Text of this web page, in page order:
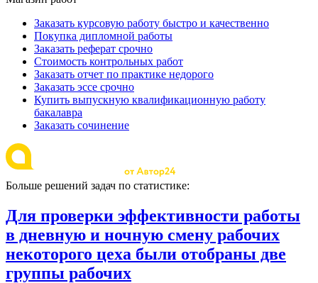
Заказать курсовую работу быстро и качественно
Покупка дипломной работы
Заказать реферат срочно
Стоимость контрольных работ
Заказать отчет по практике недорого
Заказать эссе срочно
Купить выпускную квалификационную работу
бакалавра
Заказать сочинение
Больше решений задач по статистике:
Для проверки эффективности работы
в дневную и ночную смену рабочих
некоторого цеха были отобраны две
группы рабочих